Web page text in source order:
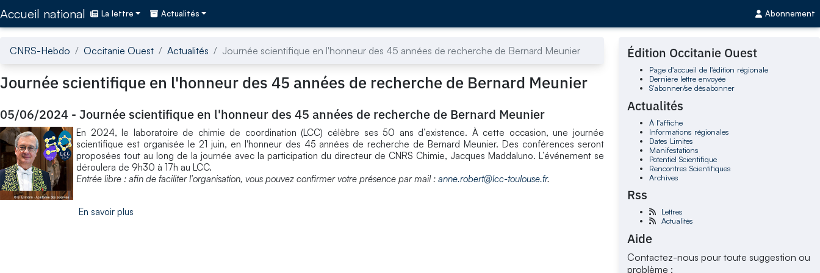
Accueil national La lettre Actualités Abonnement
CNRS-Hebdo Occitanie Ouest Actualités Journée scientifique en l'honneur des 45 années de recherche de Bernard Meunier
Journée scientifique en l'honneur des 45 années de recherche de Bernard Meunier
05/06/2024 - Journée scientifique en l'honneur des 45 années de recherche de Bernard Meunier
En 2024, le laboratoire de chimie de coordination (LCC) célèbre ses 50 ans d’existence. À cette occasion, une journée
scientifique est organisée le 21 juin, en l'honneur des 45 années de recherche de Bernard Meunier. Des conférences seront
proposées tout au long de la journée avec la participation du directeur de CNRS Chimie, Jacques Maddaluno. L’événement se
déroulera de 9h30 à 17h au LCC.
Entrée libre : afin de faciliter l'organisation, vous pouvez confirmer votre présence par mail : anne.robert@lcc-toulouse.fr.
En savoir plus
Édition Occitanie Ouest
Page d'accueil de l'édition régionale
Dernière lettre envoyée
S'abonner/se désabonner
Actualités
À l'affiche
Informations régionales
Dates Limites
Manifestations
Potentiel Scientifique
Rencontres Scientifiques
Archives
Rss
Lettres
Actualités
Aide
Contactez-nous pour toute suggestion ou
problème :